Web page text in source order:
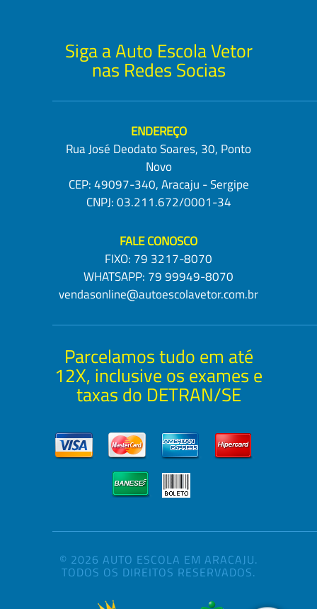
Siga a Auto Escola Vetor
nas Redes Socias
ENDEREÇO
Rua José Deodato Soares, 30, Ponto
Novo
CEP: 49097-340, Aracaju - Sergipe
CNPJ: 03.211.672/0001-34
FALE CONOSCO
FIXO: 79 3217-8070
WHATSAPP: 79 99949-8070
vendasonline@autoescolavetor.com.br
Parcelamos tudo em até
12X, inclusive os exames e
taxas do DETRAN/SE
© 2026 AUTO ESCOLA EM ARACAJU.
TODOS OS DIREITOS RESERVADOS.